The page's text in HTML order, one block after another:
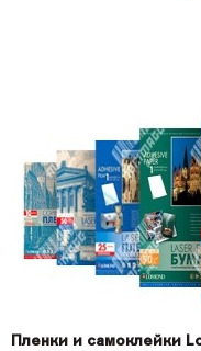
Пленки и самоклейки